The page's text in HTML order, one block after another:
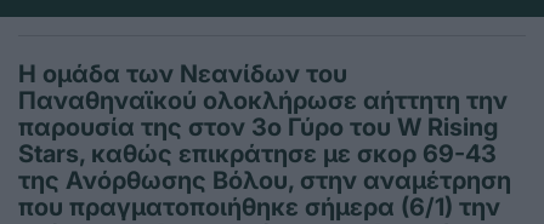
Η ομάδα των Νεανίδων του
Παναθηναϊκού ολοκλήρωσε αήττητη την
παρουσία της στον 3ο Γύρο του W Rising
Stars, καθώς επικράτησε με σκορ 69-43
της Ανόρθωσης Βόλου, στην αναμέτρηση
που πραγματοποιήθηκε σήμερα (6/1) την